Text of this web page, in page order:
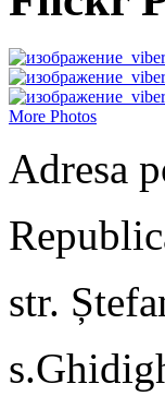
More Photos
Adresa
str.